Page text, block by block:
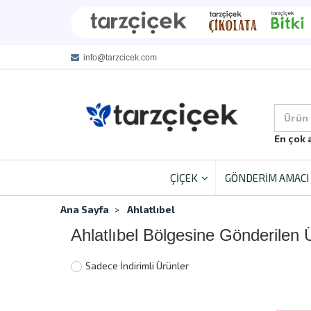
info@tarzcicek.com
Ürün
En çok
ÇİÇEK GÖNDERİM AMACI
Ana Sayfa Ahlatlıbel
Ahlatlıbel Bölgesine Gönderilen
Sadece İndirimli Ürünler